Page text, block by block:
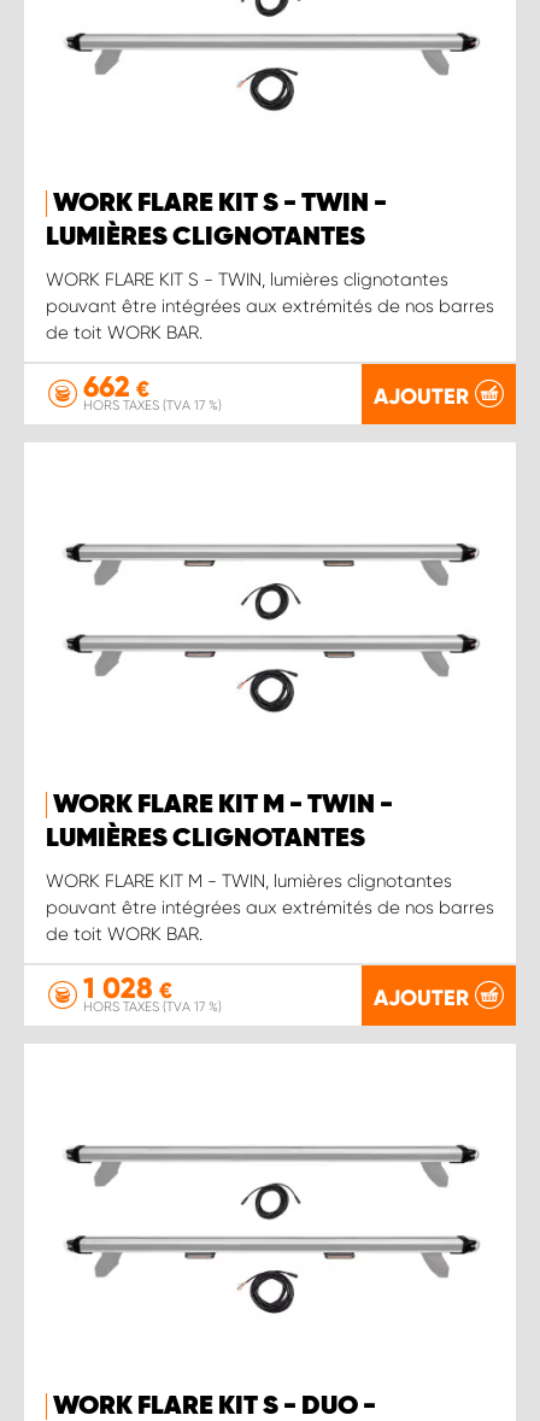
WORK FLARE KIT S - TWIN -
LUMIÈRES CLIGNOTANTES
WORK FLARE KIT S - TWIN, lumières clignotantes
pouvant être intégrées aux extrémités de nos barres
de toit WORK BAR.
662 €
HORS TAXES (TVA 17 %) AJOUTER
WORK FLARE KIT M - TWIN -
LUMIÈRES CLIGNOTANTES
WORK FLARE KIT M - TWIN, lumières clignotantes
pouvant être intégrées aux extrémités de nos barres
de toit WORK BAR.
1 028 €
HORS TAXES (TVA 17 %) AJOUTER
WORK FLARE KIT S - DUO -